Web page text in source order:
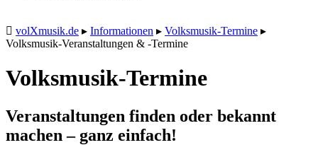
volXmusik.de ▸ Informationen ▸ Volksmusik-Termine ▸
Volksmusik-Veranstaltungen & -Termine
Volksmusik-Termine
Veranstaltungen finden oder bekannt
machen – ganz einfach!